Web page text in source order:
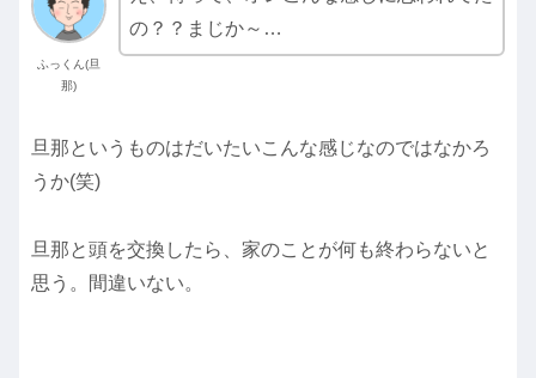
ふっくん(旦
那)
の？？まじか～…
旦那というものはだいたいこんな感じなのではなかろ
うか(笑)
旦那と頭を交換したら、家のことが何も終わらないと
思う。間違いない。